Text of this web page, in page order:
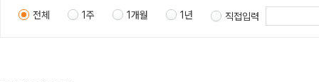
전체 1주 1개월 1년 직접입력